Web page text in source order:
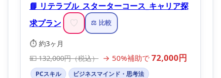
📘 リテラブル_スターターコース_キャリア探
求プラン
♡ ⚖️ 比較
⏱️ 約3ヶ月
💴 132,000円（税込） → 50%補助で 72,000円
PCスキル ビジネスマインド・思考法